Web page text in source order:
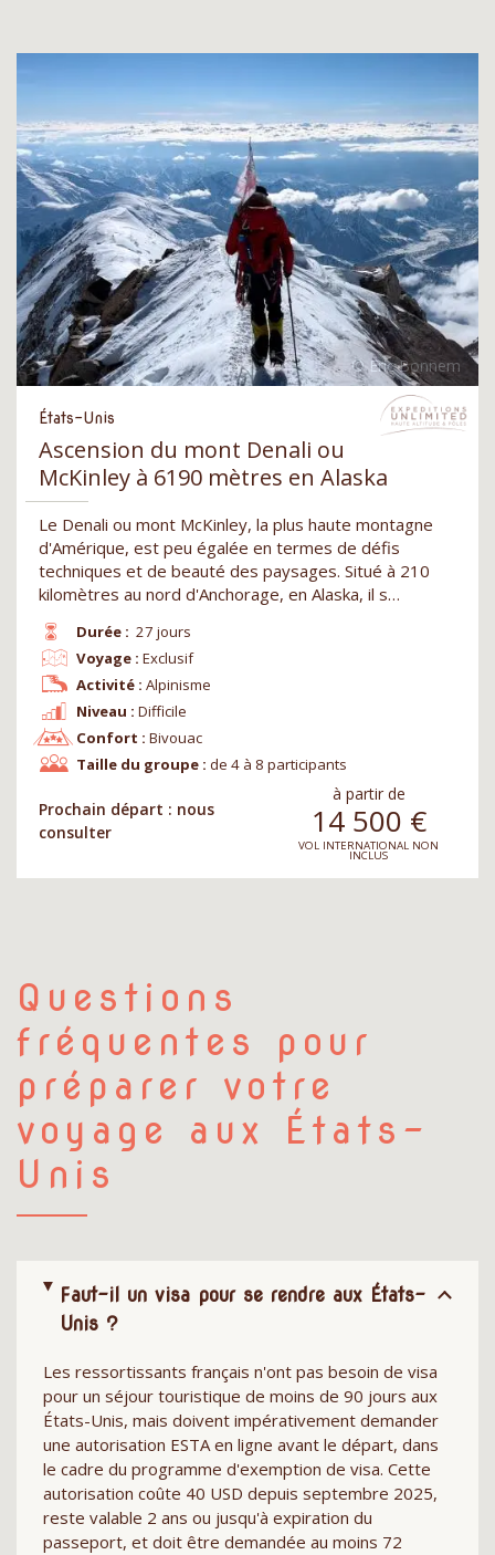
États-Unis
Ascension du mont Denali ou
McKinley à 6190 mètres en Alaska
Le Denali ou mont McKinley, la plus haute montagne
d'Amérique, est peu égalée en termes de défis
techniques et de beauté des paysages. Situé à 210
kilomètres au nord d'Anchorage, en Alaska, il s…
Durée : 27 jours
Niveau : Difficile
Voyage : Exclusif
Confort : Bivouac
Activité : Alpinisme
Taille du groupe : de 4 à 8 participants
Prochain départ : nous
consulter
à partir de
14 500 €
VOL INTERNATIONAL NON
INCLUS
Questions
fréquentes pour
préparer votre
voyage aux États-
Unis
Faut-il un visa pour se rendre aux États-
Unis ?
Les ressortissants français n'ont pas besoin de visa
pour un séjour touristique de moins de 90 jours aux
États-Unis, mais doivent impérativement demander
une autorisation ESTA en ligne avant le départ, dans
le cadre du programme d'exemption de visa. Cette
autorisation coûte 40 USD depuis septembre 2025,
reste valable 2 ans ou jusqu'à expiration du
passeport, et doit être demandée au moins 72